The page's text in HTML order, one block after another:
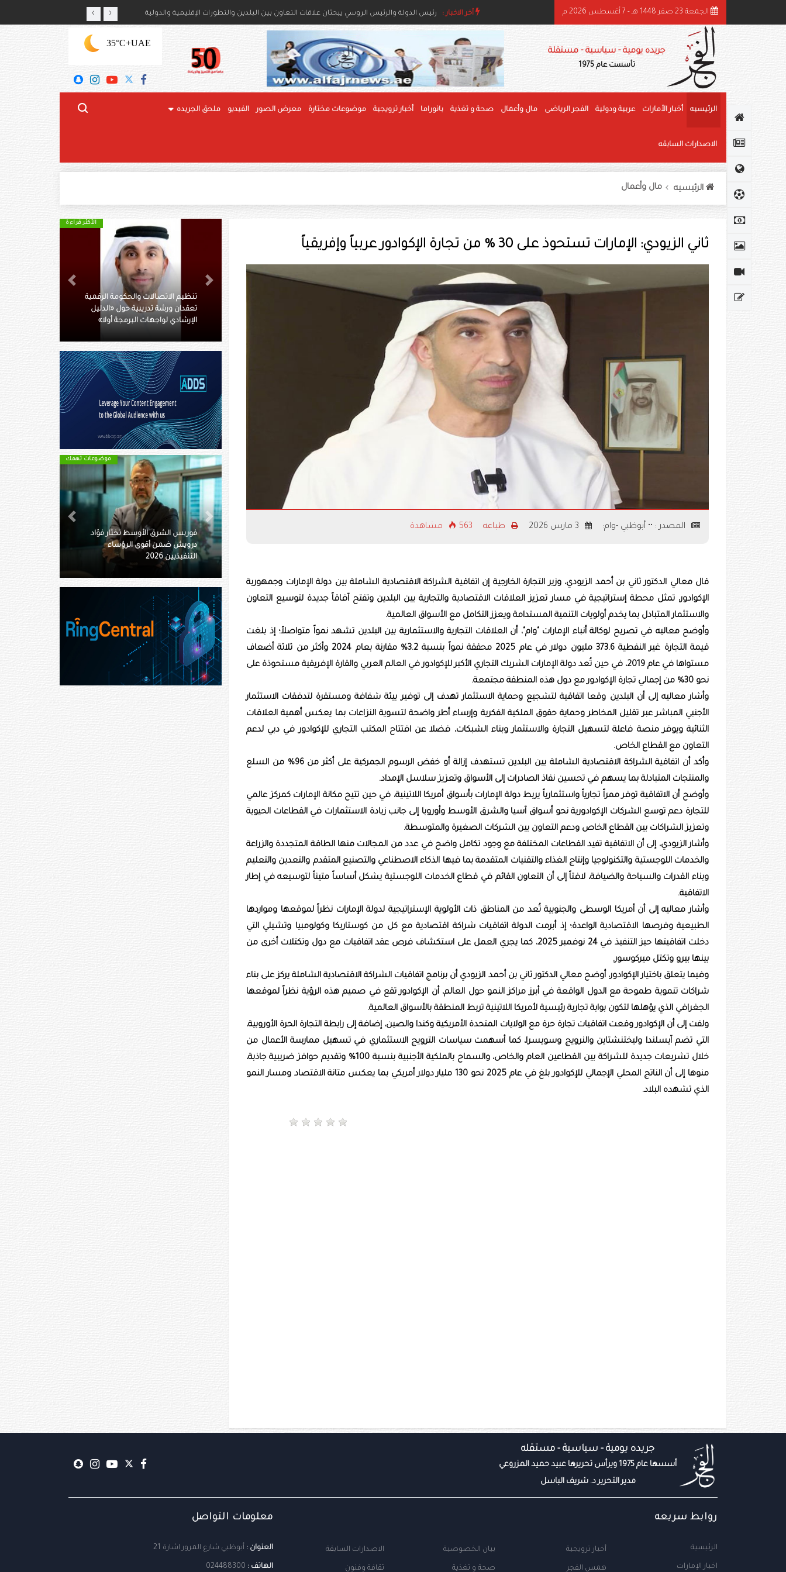
أخر الاخبار :
رئيس الدولة ونائباه يعزون خادم الحرمين بوفاة والدة الأمير حمود بن سعود بن عبدالعزيز آل سعود الدولة ونائباه يهنئون رئيس كوت ديفوار بذكرى استقلال بلاده ‹ › الجمعة 23 صفر 1448 هـ - 7 أغسطس 2026 م
جريده يومية - سياسية - مستقلة
تأسست عام 1975
UAE
+35°C
الرئيسيه أخبار الأمارات عربية ودولية الفجر الرياضى مال وأعمال صحة و تغذية بانوراما أخبار ترويجية موضوعات مختارة معرض الصور الفيديو ملحق الجريده
الاصدارات السابقه
الرئيسيه مال وأعمال
ثاني الزيودي: الإمارات تستحوذ على 30 % من تجارة الإكوادور عربياً وإفريقياً
المصدر : •• أبوظبي -وام: طباعه 563 مشاهدة
قال معالي الدكتور ثاني بن أحمد الزيودي، وزير التجارة الخارجية إن اتفاقية الشراكة الاقتصادية الشاملة بين دولة الإمارات وجمهورية
الإكوادور، تمثل محطة إستراتيجية في مسار تعزيز العلاقات الاقتصادية والتجارية بين البلدين وتفتح آفاقاً جديدة لتوسيع التعاون
والاستثمار المتبادل بما يخدم أولويات التنمية المستدامة ويعزز التكامل مع الأسواق العالمية.
وأوضح معاليه في تصريح لوكالة أنباء الإمارات "وام"، أن العلاقات التجارية والاستثمارية بين البلدين تشهد نمواً متواصلاً؛ إذ بلغت
قيمة التجارة غير النفطية 373.6 مليون دولار في عام 2025 محققة نمواً بنسبة 3.2% مقارنة بعام 2024 وأكثر من ثلاثة أضعاف
مستواها في عام 2019، في حين تُعد دولة الإمارات الشريك التجاري الأكبر للإكوادور في العالم العربي والقارة الإفريقية مستحوذة على
نحو 30% من إجمالي تجارة الإكوادور مع دول هذه المنطقة مجتمعة.
وأشار معاليه إلى أن البلدين وقعا اتفاقية لتشجيع وحماية الاستثمار تهدف إلى توفير بيئة شفافة ومستقرة لتدفقات الاستثمار
الأجنبي المباشر عبر تقليل المخاطر وحماية حقوق الملكية الفكرية وإرساء أطر واضحة لتسوية النزاعات بما يعكس أهمية العلاقات
الثنائية ويوفر منصة فاعلة لتسهيل التجارة والاستثمار وبناء الشبكات، فضلا عن افتتاح المكتب التجاري للإكوادور في دبي لدعم
التعاون مع القطاع الخاص.
وأكد أن اتفاقية الشراكة الاقتصادية الشاملة بين البلدين تستهدف إزالة أو خفض الرسوم الجمركية على أكثر من 96% من السلع
والمنتجات المتبادلة بما يسهم في تحسين نفاذ الصادرات إلى الأسواق وتعزيز سلاسل الإمداد.
وأوضح أن الاتفاقية توفر ممراً تجارياً واستثمارياً يربط دولة الإمارات بأسواق أمريكا اللاتينية، في حين تتيح مكانة الإمارات كمركز عالمي
للتجارة دعم توسع الشركات الإكوادورية نحو أسواق آسيا والشرق الأوسط وأوروبا إلى جانب زيادة الاستثمارات في القطاعات الحيوية
وتعزيز الشراكات بين القطاع الخاص ودعم التعاون بين الشركات الصغيرة والمتوسطة.
وأشار الزيودي، إلى أن الاتفاقية تفيد القطاعات المختلفة مع وجود تكامل واضح في عدد من المجالات منها الطاقة المتجددة والزراعة
والخدمات اللوجستية والتكنولوجيا وإنتاج الغذاء والتقنيات المتقدمة بما فيها الذكاء الاصطناعي والتصنيع المتقدم والتعدين والتعليم
وبناء القدرات والسياحة والضيافة، لافتاً إلى أن التعاون القائم في قطاع الخدمات اللوجستية يشكل أساساً متيناً لتوسيعه في إطار
الاتفاقية.
وأشار معاليه إلى أن أمريكا الوسطى والجنوبية تُعد من المناطق ذات الأولوية الإستراتيجية لدولة الإمارات نظراً لموقعها ومواردها
الطبيعية وفرصها الاقتصادية الواعدة؛ إذ أبرمت الدولة اتفاقيات شراكة اقتصادية مع كل من كوستاريكا وكولومبيا وتشيلي التي
دخلت اتفاقيتها حيز التنفيذ في 24 نوفمبر 2025، كما يجري العمل على استكشاف فرص عقد اتفاقيات مع دول وتكتلات أخرى من
بينها بيرو وتكتل ميركوسور.
وفيما يتعلق باختيار الإكوادور، أوضح معالي الدكتور ثاني بن أحمد الزيودي أن برنامج اتفاقيات الشراكة الاقتصادية الشاملة يركز على بناء
شراكات تنموية طموحة مع الدول الواقعة في أبرز مراكز النمو حول العالم، أن الإكوادور تقع في صميم هذه الرؤية نظراً لموقعها
الجغرافي الذي يؤهلها لتكون بوابة تجارية رئيسية لأمريكا اللاتينية تربط المنطقة بالأسواق العالمية.
ولفت إلى أن الإكوادور وقعت اتفاقيات تجارة حرة مع الولايات المتحدة الأمريكية وكندا والصين، إضافة إلى رابطة التجارة الحرة الأوروبية،
التي تضم آيسلندا وليختنشتاين والنرويج وسويسرا، كما أسهمت سياسات الترويج الاستثماري في تسهيل ممارسة الأعمال من
خلال تشريعات جديدة للشراكة بين القطاعين العام والخاص، والسماح بالملكية الأجنبية بنسبة 100% وتقديم حوافز ضريبية جاذبة،
منوها إلى أن الناتج المحلي الإجمالي للإكوادور بلغ في عام 2025 نحو 130 مليار دولار أمريكي بما يعكس متانة الاقتصاد ومسار النمو
الذي تشهده البلاد.
485 مليون درهم أرباح تيكوم
النصفية بنمو13 %
Previous
Next
موضوعات تهمك
فوربس الشرق الأوسط تختار فؤاد
موضوعات تهمك
ناقلة بقيمة 4.8 مليار درهم
Previous
Next
جريده يومية - سياسية - مستقله
أسسها عام 1975 ويرأس تحريرها عبيد حميد المزروعي
مدير التحرير د. شريف الباسل
روابط سريعه
الرئيسية
اخبار الإمارات
أخبار ترويجية
همس الفجر
بيان الخصوصية
صحة و تغذية
الاصدارات السابقة
ثقافة وفنون
معلومات التواصل
العنوان : أبوظبي شارع المرور اشارة 21
الهاتف : 024488300